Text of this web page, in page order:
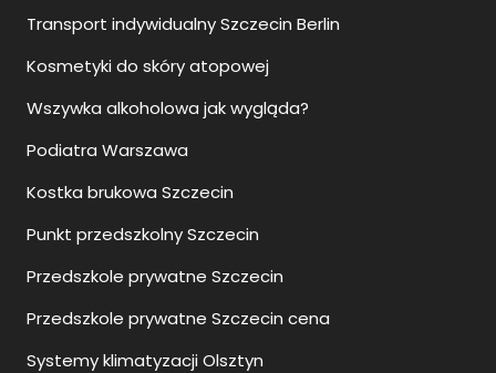
Transport indywidualny Szczecin Berlin
Kosmetyki do skóry atopowej
Wszywka alkoholowa jak wygląda?
Podiatra Warszawa
Kostka brukowa Szczecin
Punkt przedszkolny Szczecin
Przedszkole prywatne Szczecin
Przedszkole prywatne Szczecin cena
Systemy klimatyzacji Olsztyn